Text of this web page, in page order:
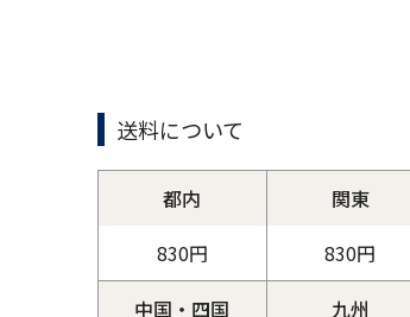
送料について
都内
830円
関東
830円
中国・四国
九州